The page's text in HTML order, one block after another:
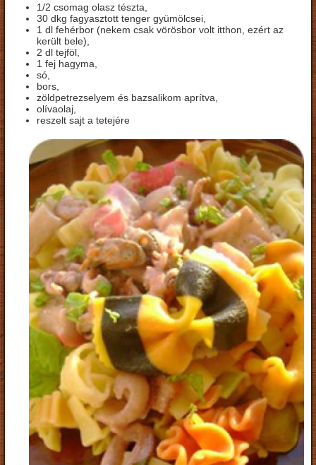
1/2 csomag olasz tészta,
30 dkg fagyasztott tenger gyümölcsei,
1 dl fehérbor (nekem csak vörösbor volt itthon, ezért az
került bele),
2 dl tejföl,
1 fej hagyma,
só,
bors,
zöldpetrezselyem és bazsalikom aprítva,
olívaolaj,
reszelt sajt a tetejére